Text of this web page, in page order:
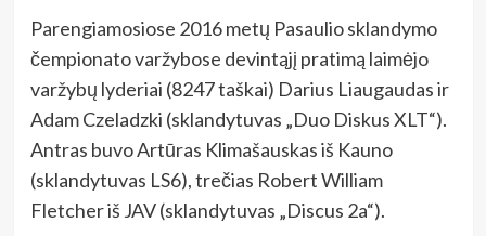
Parengiamosiose 2016 metų Pasaulio sklandymo
čempionato varžybose devintąjį pratimą laimėjo
varžybų lyderiai (8247 taškai) Darius Liaugaudas ir
Adam Czeladzki (sklandytuvas „Duo Diskus XLT“).
Antras buvo Artūras Klimašauskas iš Kauno
(sklandytuvas LS6), trečias Robert William
Fletcher iš JAV (sklandytuvas „Discus 2a“).